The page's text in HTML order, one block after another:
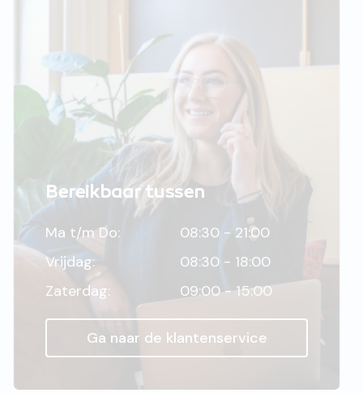
Bereikbaar tussen
Ma t/m Do:
08:30 - 21:00
Vrijdag:
08:30 - 18:00
Zaterdag:
09:00 - 15:00
Ga naar de klantenservice